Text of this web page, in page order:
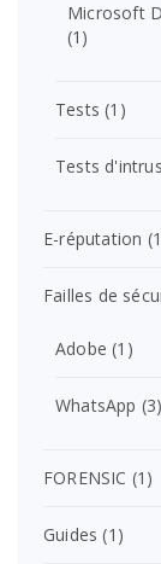
Microsoft
(1)
Tests (1)
Tests
E-réputation
Failles de
Adobe (1)
WhatsApp (3)
FORENSIC (1)
Guides (1)